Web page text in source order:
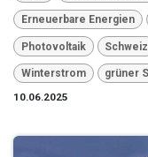
Erneuerbare Energien
Photovoltaik Schweiz
Winterstrom
grüner
10.06.2025